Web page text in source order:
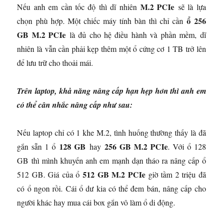
Nếu anh em cần tốc độ thì dĩ nhiên M.2 PCIe sẽ là lựa
chọn phù hợp. Một chiếc máy tính bàn thì chỉ cầnổ 256
GB M.2 PCIe là đủ cho hệ điều hành và phần mềm, dĩ
nhiên là vẫn cần phải kẹp thêm một ổ cứng cơ 1 TB trở lên
để lưu trữ cho thoải mái.
Trên laptop, khả năng nâng cấp hạn hẹp hơn thì anh em
có thể cân nhắc nâng cấp như sau:
Nếu laptop chỉ có 1 khe M.2, tình huống thường thấy là đã
gắn sẵn 1 ổ 128 GB hay 256 GB M.2 PCIe. Với ổ 128
GB thì mình khuyến anh em mạnh dạn tháo ra nâng cấp ổ
512 GB. Giá của ổ 512 GB M.2 PCIegiờ tầm 2 triệu đã
có ổ ngon rồi. Cái ổ dư kia có thể đem bán, nâng cấp cho
người khác hay mua cái box gắn vô làm ổ di động.